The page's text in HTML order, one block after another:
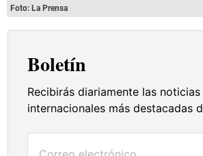
Foto: La Prensa
Boletín
Recibirás diariamente las
internacionales más destacadas